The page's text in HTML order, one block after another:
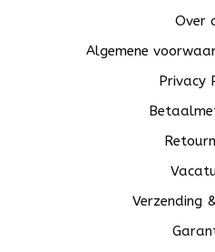
Over
Algemene
Privacy
Verzending